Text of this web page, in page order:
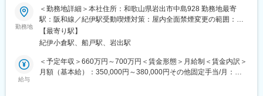
◎近畿トップクラスの製造力を誇る環境でスケールの大きな経験
を積めます
・最大500名規模のメンバー管理
・1日5～6万点に及ぶ製品の製造管理
・未経験入社から4年で係長昇格や新卒入社3年で課長昇格といっ
た実績多数
管理部次長として、（1）総務人事課（人事・採用・教育・労務・
総務・法務・外国籍人材の就労支援など）（2）財務経理課（月次
決算、年次決算、会計伝票作成、データ入力・銀行振込業務、経
費精算など）（3）情報システム課（既存システムの見直し・入れ
替えの検討、現場やベンダーとの交渉、システム導入、管理、社
内ヘルプデスクなど）（4）販売管理課（商品の受発注、帳票等の
出力・管理、データ入力、電話応対など）の４つの課を横断的に
勤務地
＜勤務地詳細＞本社住所：和歌山県岩出市中島928 勤務地最寄
駅：阪和線／紀伊駅受動喫煙対策：屋内全面禁煙変更の範囲：会
社の定める事業所
【最寄り駅】
紀伊小倉駅、船戸駅、岩出駅
給与
＜予定年収＞660万円～700万円＜賃金形態＞月給制＜賃金内訳＞
月額（基本給）：350,000円～380,000円その他固定手当/月：